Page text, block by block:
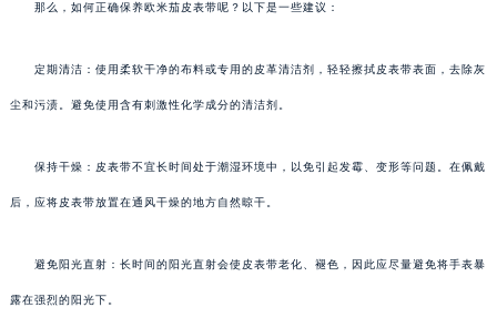
那么，如何正确保养欧米茄皮表带呢？以下是一些建议：
定期清洁：使用柔软干净的布料或专用的皮革清洁剂，轻轻擦拭皮表带表面，去除灰
尘和污渍。避免使用含有刺激性化学成分的清洁剂。
保持干燥：皮表带不宜长时间处于潮湿环境中，以免引起发霉、变形等问题。在佩戴
后，应将皮表带放置在通风干燥的地方自然晾干。
避免阳光直射：长时间的阳光直射会使皮表带老化、褪色，因此应尽量避免将手表暴
露在强烈的阳光下。